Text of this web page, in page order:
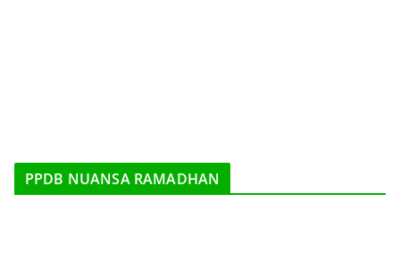
PPDB NUANSA RAMADHAN